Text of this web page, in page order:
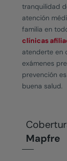
tranquilidad
atención
familia en
clínicas
atenderte en
exámenes
prevención
buena salud.
Mapfre